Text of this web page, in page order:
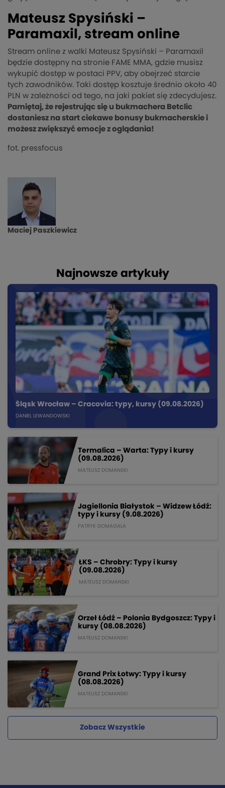
Mateusz Spysiński –
Paramaxil, stream online
Stream online z walki Mateusz Spysiński – Paramaxil
będzie dostępny na stronie FAME MMA, gdzie musisz
wykupić dostęp w postaci PPV, aby obejrzeć starcie
tych zawodników. Taki dostęp kosztuje średnio około 40
PLN w zależności od tego, na jaki pakiet się zdecydujesz.
Pamiętaj, że rejestrując się u bukmachera Betclic
dostaniesz na start ciekawe bonusy bukmacherskie i
możesz zwiększyć emocje z oglądania!
fot. pressfocus
Maciej Paszkiewicz
Najnowsze artykuły
Śląsk Wrocław – Cracovia: typy, kursy (09.08.2026)
DANIEL LEWANDOWSKI
Termalica – Warta: Typy i kursy
(09.08.2026)
MATEUSZ DOMANSKI
Jagiellonia Białystok – Widzew Łódź:
typy i kursy (9.08.2026)
PATRYK DOMAGALA
ŁKS – Chrobry: Typy i kursy
(09.08.2026)
MATEUSZ DOMANSKI
Orzeł Łódź – Polonia Bydgoszcz: Typy i
kursy (08.08.2026)
MATEUSZ DOMANSKI
Grand Prix Łotwy: Typy i kursy
(08.08.2026)
MATEUSZ DOMANSKI
Zobacz Wszystkie